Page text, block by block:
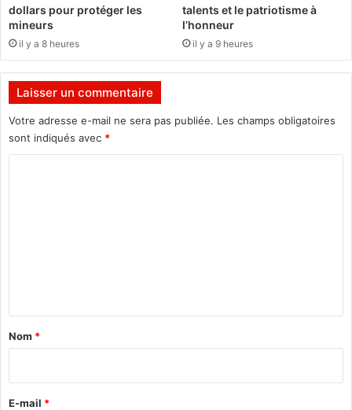
"
dollars pour protéger les
mineurs
il y a 8 heures
talents et le patriotisme à
l’honneur
il y a 9 heures
Laisser un commentaire
Votre adresse e-mail ne sera pas publiée. Les champs obligatoires
sont indiqués avec *
a
e
Nom *
E-mail *